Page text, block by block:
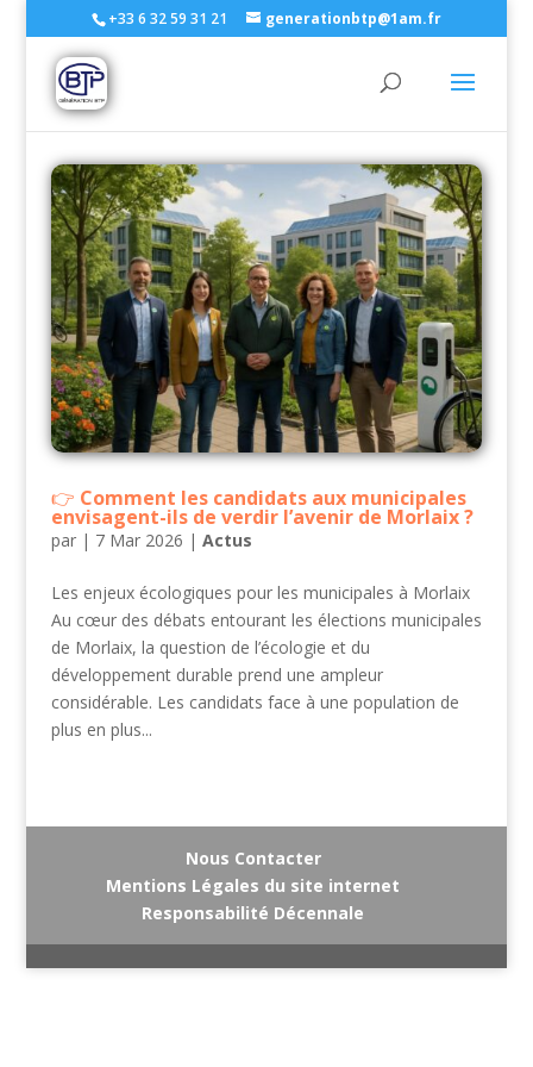
+33 6 32 59 31 21 generationbtp@1am.fr
Comment les candidats aux municipales
envisagent-ils de verdir l’avenir de Morlaix ?
par | 7 Mar 2026 | Actus
Les enjeux écologiques pour les municipales à Morlaix
Au cœur des débats entourant les élections municipales
de Morlaix, la question de l’écologie et du
développement durable prend une ampleur
considérable. Les candidats face à une population de
plus en plus...
Nous Contacter
Mentions Légales du site internet
Responsabilité Décennale